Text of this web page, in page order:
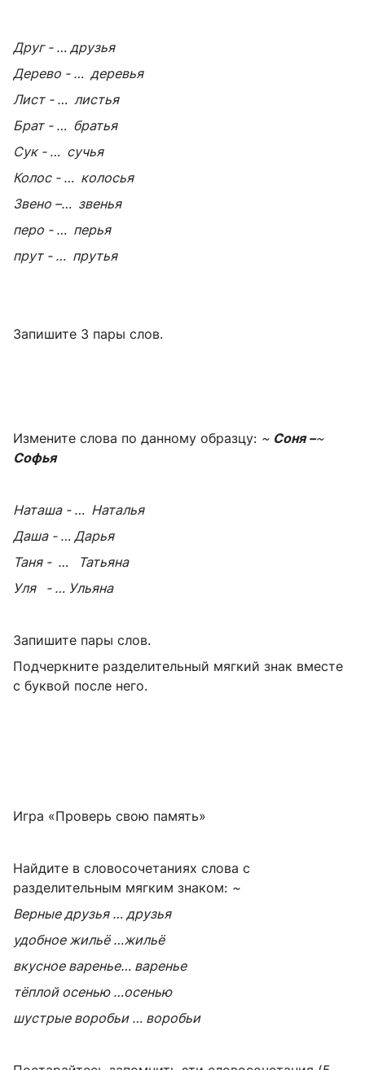
Друг - … друзья
Дерево - … деревья
Лист - … листья
Брат - … братья
Сук - … сучья
Колос - … колосья
Звено –… звенья
перо - … перья
прут - … прутья
Запишите 3 пары слов.
Измените слова по данному образцу: ~ Соня –~
Софья
Наташа - … Наталья
Даша - … Дарья
Таня - … Татьяна
Уля - … Ульяна
Запишите пары слов.
Подчеркните разделительный мягкий знак вместе
с буквой после него.
Игра «Проверь свою память»
Найдите в словосочетаниях слова с
разделительным мягким знаком: ~
Верные друзья … друзья
удобное жильё …жильё
вкусное варенье… варенье
тёплой осенью …осенью
шустрые воробьи … воробьи